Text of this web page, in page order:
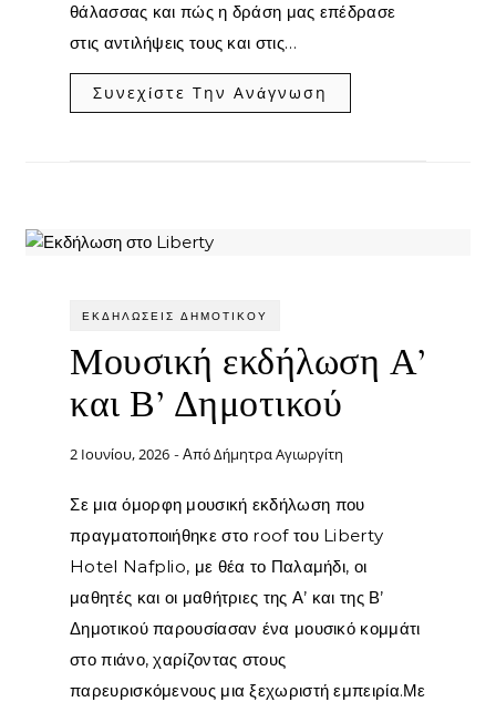
θάλασσας και πώς η δράση μας επέδρασε
στις αντιλήψεις τους και στις…
Συνεχίστε Την Ανάγνωση
ΕΚΔΗΛΏΣΕΙΣ ΔΗΜΟΤΙΚΟΎ
Μουσική εκδήλωση Α’
και Β’ Δημοτικού
2 Ιουνίου, 2026 - ΑπόΔήμητρα Αγιωργίτη
Σε μια όμορφη μουσική εκδήλωση που
πραγματοποιήθηκε στο roof του Liberty
Hotel Nafplio, με θέα το Παλαμήδι, οι
μαθητές και οι μαθήτριες της Α’ και της Β’
Δημοτικού παρουσίασαν ένα μουσικό κομμάτι
στο πιάνο, χαρίζοντας στους
παρευρισκόμενους μια ξεχωριστή εμπειρία.Με